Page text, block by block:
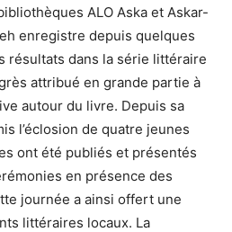
ALO Aska et Askar-
enregistre depuis quelques
résultats dans la série littéraire
attribué en grande partie à
autour du livre. Depuis sa
l’éclosion de quatre jeunes
ont été publiés et présentés
en présence des
journée a ainsi offert une
littéraires locaux. La